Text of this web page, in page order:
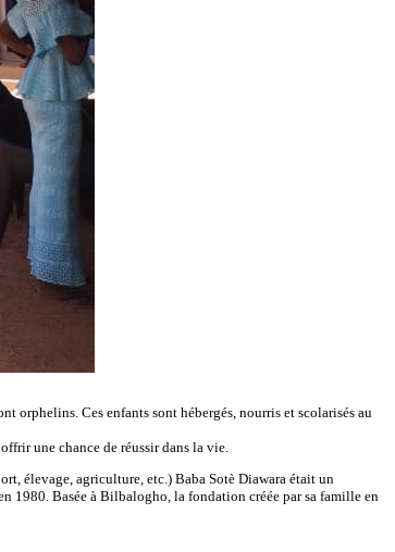
orphelins. Ces enfants sont hébergés, nourris et scolarisés au
une chance de réussir dans la vie.
élevage, agriculture, etc.) Baba Sotè Diawara était un
1980. Basée à Bilbalogho, la fondation créée par sa famille en